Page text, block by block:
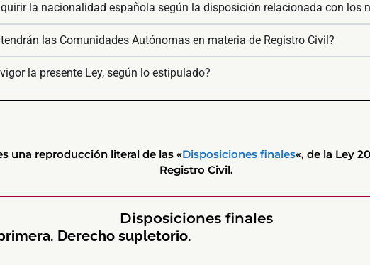
la nacionalidad española según la disposición relacionada con los
las Comunidades Autónomas en materia de Registro Civil?
la presente Ley, según lo estipulado?
una reproducción literal de las «Disposiciones finales«, de la Ley
Registro Civil.
Disposiciones finales
Derecho supletorio.